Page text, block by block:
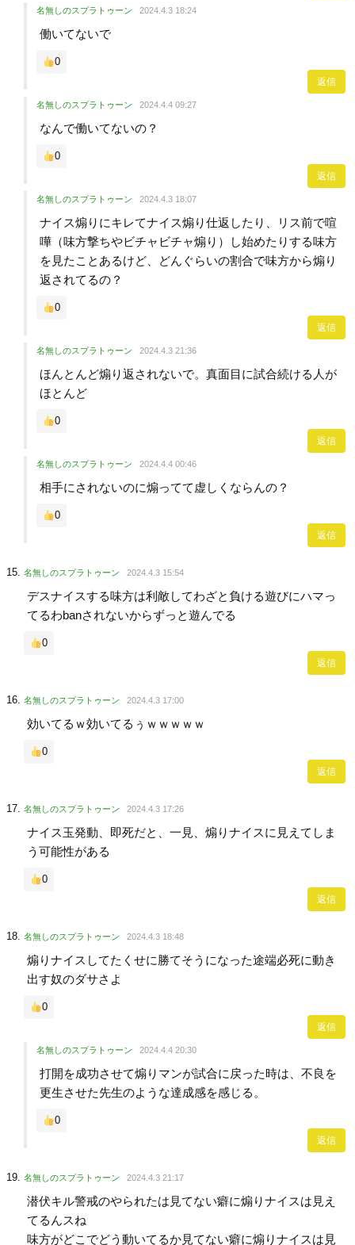
名無しのスプラトゥーン 2024.4.3 18:24
働いてないで
0
返信
名無しのスプラトゥーン 2024.4.4 09:27
なんで働いてないの？
0
返信
名無しのスプラトゥーン 2024.4.3 18:07
ナイス煽りにキレてナイス煽り仕返したり、リス前で喧
嘩（味方撃ちやビチャビチャ煽り）し始めたりする味方
を見たことあるけど、どんぐらいの割合で味方から煽り
返されてるの？
0
返信
名無しのスプラトゥーン 2024.4.3 21:36
ほんとんど煽り返されないで。真面目に試合続ける人が
ほとんど
0
返信
名無しのスプラトゥーン 2024.4.4 00:46
相手にされないのに煽ってて虚しくならんの？
0
返信
名無しのスプラトゥーン 2024.4.3 15:54
デスナイスする味方は利敵してわざと負ける遊びにハマっ
てるわbanされないからずっと遊んでる
0
返信
名無しのスプラトゥーン 2024.4.3 17:00
効いてるｗ効いてるぅｗｗｗｗｗ
0
返信
名無しのスプラトゥーン 2024.4.3 17:26
ナイス玉発動、即死だと、一見、煽りナイスに見えてしま
う可能性がある
0
返信
名無しのスプラトゥーン 2024.4.3 18:48
煽りナイスしてたくせに勝てそうになった途端必死に動き
出す奴のダサさよ
0
返信
名無しのスプラトゥーン 2024.4.4 20:30
打開を成功させて煽りマンが試合に戻った時は、不良を
更生させた先生のような達成感を感じる。
0
返信
名無しのスプラトゥーン 2024.4.3 21:17
潜伏キル警戒のやられたは見てない癖に煽りナイスは見え
てるんスね
味方がどこでどう動いてるか見てない癖に煽りナイスは見